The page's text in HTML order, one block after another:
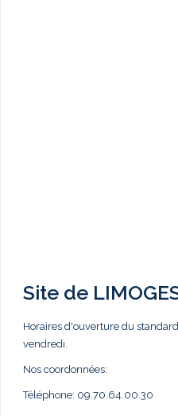
Site de
Horaires d'ouverture du
vendredi.
Nos coordonnées:
Téléphone: 09.70.64.00.30